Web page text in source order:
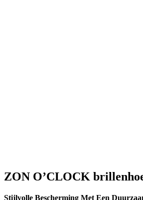
ZON O’CLOCK
Stijlvolle Bescherming Met Een